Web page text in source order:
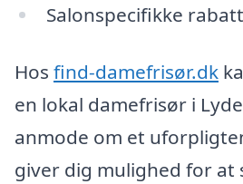
Salonspecifikke
Hos find-damefrisør.dk
en lokal damefrisør i
anmode om et
giver dig mulighed for at